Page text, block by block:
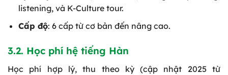
listening, và K-Culture tour.
Cấp độ: 6 cấp từ cơ bản đến nâng cao.
3.2. Học phí hệ tiếng Hàn
Học phí hợp lý, thu theo kỳ (cập nhật 2025 từ